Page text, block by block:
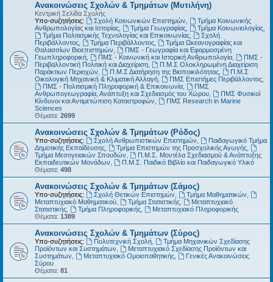
Ανακοινώσεις Σχολών & Τμημάτων (Μυτιλήνη)
Κεντρική Σελίδα Σχολής
Υπο-συζητήσεις:
Σχολή Κοινωνικών Επιστημών
Τμήμα Κοινωνικής
Ανθρωπολογίας και Ιστορίας
Τμήμα Γεωγραφίας, Τμήμα Κοινωνιολογίας,
Τμήμα Πολιτισμικής Τεχνολογίας και Επικοινωνίας,
Σχολή
Περιβάλλοντος
Τμήμα Περιβάλλοντος,
Τμήμα Ωκεανογραφίας και
Θαλασσίων Βιοεπιστημών
ΠΜΣ - Γεωγραφία και Εφαρμοσμένη
Γεωπληροφορική
ΠΜΣ - Κοινωνική και Ιστορική Ανθρωπολογία,
ΠΜΣ -
Περιβαλλοντική Πολιτική και Διαχείριση
Π.Μ.Σ Ολοκληρωμένη Διαχείριση
Παράκτιων Περιοχών
Π.Μ.Σ Διατήρηση της Βιοποικιλότητας,
Π.Μ.Σ
Οικολογική Μηχανική & Κλιματική Αλλαγή
ΠΜΣ Επιστήμες Περιβάλλοντος,
ΠΜΣ - Πολιτισμική Πληροφορική & Επικοινωνία,
ΠΜΣ
Ανθρωπογεωγραφία, Ανάπτυξη και Σχεδιασμός του Χώρου
ΠΜΣ Φυσικοί
Κίνδυνοι και Αντιμετώπιση Καταστροφών
ΠΜΣ Research in Marine
Sciences
Θέματα: 2699
Ανακοινώσεις Σχολών & Τμημάτων (Ρόδος)
Υπο-συζητήσεις: Σχολή Ανθρωπιστικών Επιστημών
Παιδαγωγικό Τμήμα
Δημοτικής Εκπαίδευσης
Τμήμα Επιστημών της Προσχολικής Αγωγής,
Τμήμα Μεσογειακών Σπουδών
Π.Μ.Σ. Μοντέλα Σχεδιασμού & Ανάπτυξης
Εκπαιδευτικών Μονάδων
Π.Μ.Σ. Παιδικό Βιβλίο και Παιδαγωγικό Υλικό
Θέματα: 498
Ανακοινώσεις Σχολών & Τμημάτων (Σάμος)
Υπο-συζητήσεις: Σχολή Θετικών Επιστημών Τμήμα Μαθηματικών
Μεταπτυχιακό Μαθηματικού
Τμήμα Στατιστικής,
Μεταπτυχιακό
Στατιστικής
Τμήμα Πληροφορικής,
Μεταπτυχιακό Πληροφορικής
Θέματα: 1389
Ανακοινώσεις Σχολών & Τμημάτων (Σύρος)
Υπο-συζητήσεις: Πολυτεχνική Σχολή,
Τμήμα Μηχανικών Σχεδίασης
Προϊόντων και Συστημάτων
Μεταπτυχιακό Σχεδίασης Προϊόντων και
Συστημάτων
Μεταπτυχιακό Ομοιοπαθητικής,
Γενικές Ανακοινώσεις
Σύρου
Θέματα: 81